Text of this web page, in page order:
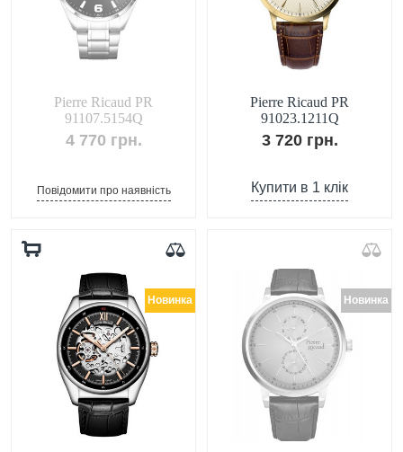
Pierre Ricaud PR
91107.5154Q
4 770 грн.
Повідомити про наявність
Pierre Ricaud PR
91023.1211Q
3 720 грн.
Купити в 1 клік
Новинка Новинка